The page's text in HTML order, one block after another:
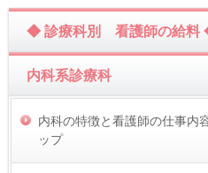
◆ 診療科別 看護師の給料
内科系診療科
内科の特徴と看護師の仕事内
ップ